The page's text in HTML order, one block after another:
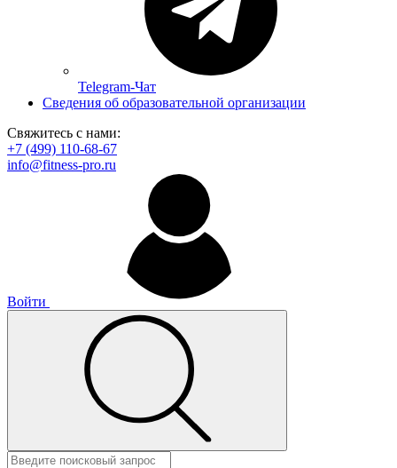
Telegram-Чат
Сведения об образовательной организации
Свяжитесь с нами:
+7 (499) 110-68-67
info@fitness-pro.ru
Войти